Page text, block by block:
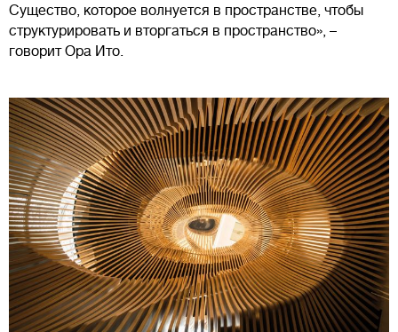
Существо, которое волнуется в пространстве, чтобы
структурировать и вторгаться в пространство», –
говорит Ора Ито.